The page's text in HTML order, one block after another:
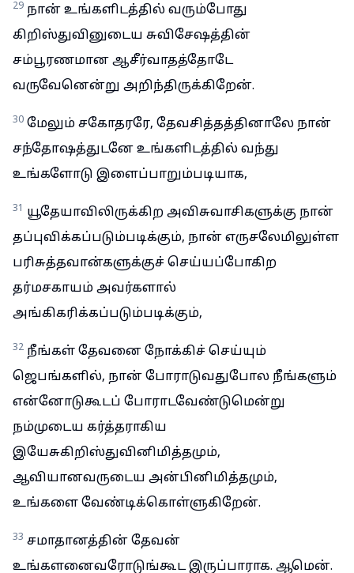
29 நான் உங்களிடத்தில் வரும்போது
கிறிஸ்துவினுடைய சுவிசேஷத்தின்
சம்பூரணமான ஆசீர்வாதத்தோடே
வருவேனென்று அறிந்திருக்கிறேன்.
30 மேலும் சகோதரரே, தேவசித்தத்தினாலே நான்
சந்தோஷத்துடனே உங்களிடத்தில் வந்து
உங்களோடு இளைப்பாறும்படியாக,
31 யூதேயாவிலிருக்கிற அவிசுவாசிகளுக்கு நான்
தப்புவிக்கப்படும்படிக்கும், நான் எருசலேமிலுள்ள
பரிசுத்தவான்களுக்குச் செய்யப்போகிற
தர்மசகாயம் அவர்களால்
அங்கிகரிக்கப்படும்படிக்கும்,
32 நீங்கள் தேவனை நோக்கிச் செய்யும்
ஜெபங்களில், நான் போராடுவதுபோல நீங்களும்
என்னோடுகூடப் போராடவேண்டுமென்று
நம்முடைய கர்த்தராகிய
இயேசுகிறிஸ்துவினிமித்தமும்,
ஆவியானவருடைய அன்பினிமித்தமும்,
உங்களை வேண்டிக்கொள்ளுகிறேன்.
33 சமாதானத்தின் தேவன்
உங்களனைவரோடுங்கூட இருப்பாராக. ஆமென்.